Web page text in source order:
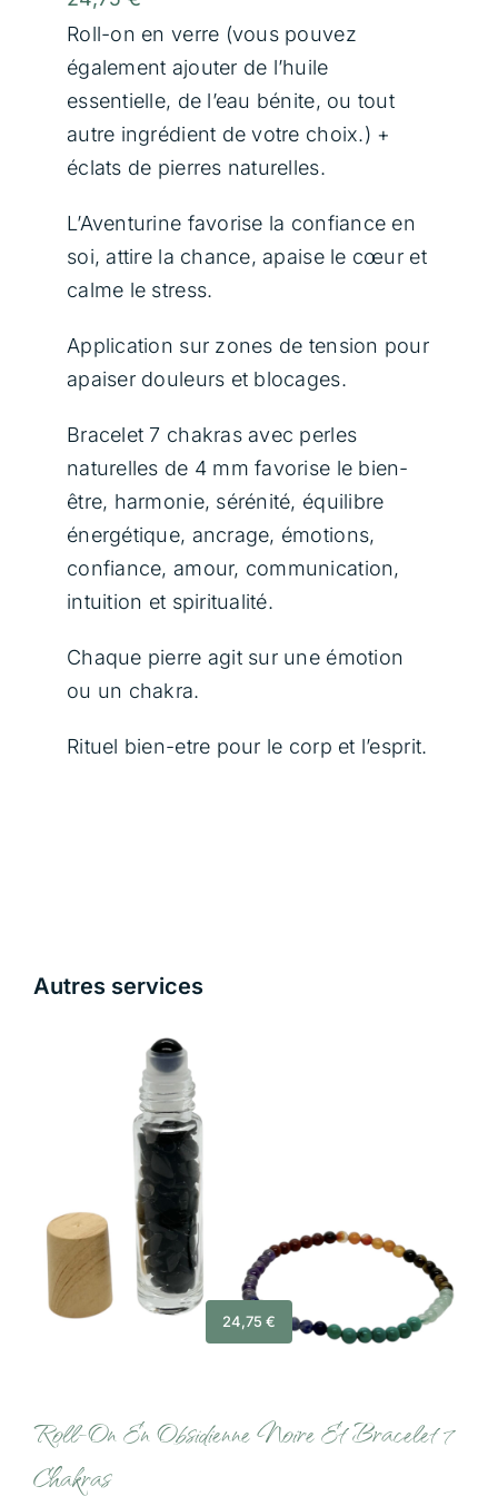
Contact
Panier
Roll-on en verre (vous pouvez
également ajouter de l’huile
essentielle, de l’eau bénite, ou tout
autre ingrédient de votre choix.) +
éclats de pierres naturelles.
L’Aventurine favorise la confiance en
soi, attire la chance, apaise le cœur et
calme le stress.
Application sur zones de tension pour
apaiser douleurs et blocages.
Bracelet 7 chakras avec perles
naturelles de 4 mm favorise le bien-
être, harmonie, sérénité, équilibre
énergétique, ancrage, émotions,
confiance, amour, communication,
intuition et spiritualité.
Chaque pierre agit sur une émotion
ou un chakra.
Rituel bien-etre pour le corp et l’esprit.
Autres services
24,75 €
Roll-On En Obsidienne Noire Et Bracelet 7
Chakras